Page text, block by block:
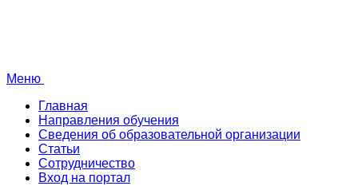
Меню
Главная
Направления обучения
Сведения об образовательной организации
Статьи
Сотрудничество
Вход на портал